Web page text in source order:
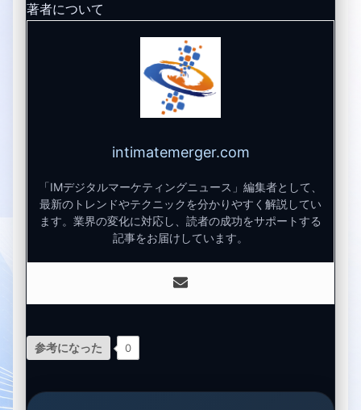
著者について
intimatemerger.com
「IMデジタルマーケティングニュース」編集者として、
最新のトレンドやテクニックを分かりやすく解説してい
ます。業界の変化に対応し、読者の成功をサポートする
記事をお届けしています。
参考になった 0